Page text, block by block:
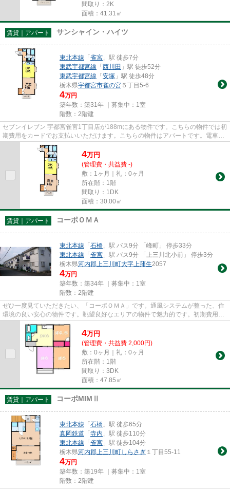
間取り：2K
面積：41.31㎡
賃貸｜アパート サンシャイン・ハイツ
東北本線 「雀宮 」駅 徒歩7分
東武宇都宮線 「西川田 」駅 徒歩52分
東武宇都宮線 「安塚 」駅 徒歩48分
栃木県宇都宮市雀の宮 ５丁目5-6
4万円
築年数：築31年 ｜募集中： 1室
階数：2階建
セブンイレブン 宇都宮雀宮1丁目店が188mにある物件です。こちらの物件では初
期費用をカードでお支払いいただけます。こちらの物件はアパートです。電車移
動の多い方に嬉しい駅から徒...
4万円
(管理費・共益費 -)
敷：1ヶ月｜礼：0ヶ月
所在階：1階
間取り：1DK
面積：30.00㎡
賃貸｜アパート コーポＯＭＡ
東北本線 「石橋 」駅 バス9分 「峰町」 停歩33分
東北本線 「雀宮 」駅 バス9分 「上三川北小前」 停歩3分
栃木県河内郡上三川町大字上蒲生2057
4万円
築年数：築34年 ｜募集中： 1室
階数：2階建
ぜひ一度見ていただきたい、「コーポＯＭＡ」です。通風システムが整った、住
環境の良い安心の物件です。眺望良好なエリアの物件で魅力的です。初期費用の
カード決済ができます。河内...
4万円
(管理費・共益費 2,000円)
敷：0ヶ月｜礼：0ヶ月
所在階：1階
間取り：3DK
面積：47.85㎡
賃貸｜アパート コーポMIMⅡ
東北本線 「石橋 」駅 徒歩65分
真岡鉄道 「寺内 」駅 徒歩110分
東北本線 「雀宮 」駅 徒歩104分
栃木県河内郡上三川町しらさぎ １丁目55-11
4万円
築年数：築19年 ｜募集中： 1室
階数：2階建